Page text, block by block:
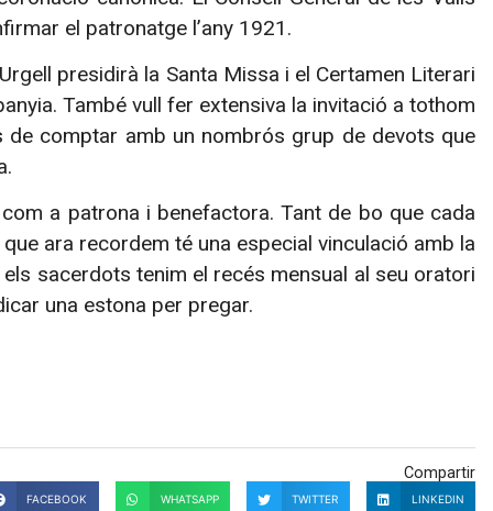
el patronatge l’any 1921.
presidirà la Santa Missa i el Certamen Literari
També vull fer extensiva la invitació a tothom
comptar amb un nombrós grup de devots que
a patrona i benefactora. Tant de bo que cada
ara recordem té una especial vinculació amb la
sacerdots tenim el recés mensual al seu oratori
una estona per pregar.
Compartir
FACEBOOK WHATSAPP TWITTER LINKEDIN